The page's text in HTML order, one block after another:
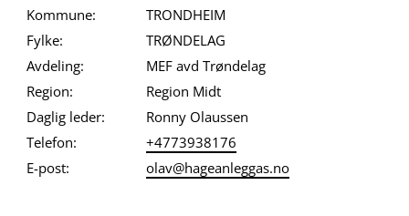
Kommune:
TRONDHEIM
Fylke:
TRØNDELAG
Avdeling:
MEF avd Trøndelag
Region:
Region Midt
Daglig leder:
Ronny Olaussen
Telefon:
+4773938176
E-post:
olav@hageanleggas.no